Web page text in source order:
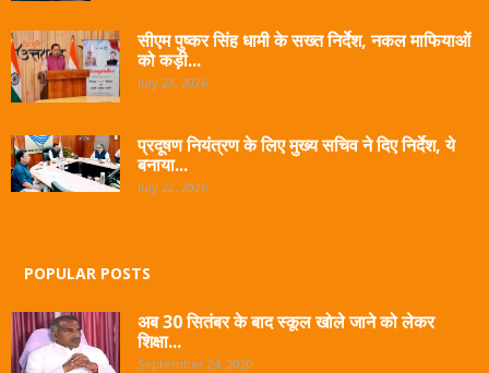
सीएम पुष्कर सिंह धामी के सख्त निर्देश, नकल माफियाओं
को कड़ी...
July 23, 2026
प्रदूषण नियंत्रण के लिए मुख्य सचिव ने दिए निर्देश, ये
बनाया...
July 22, 2026
POPULAR POSTS
अब 30 सितंबर के बाद स्कूल खोले जाने को लेकर
शिक्षा...
September 24, 2020